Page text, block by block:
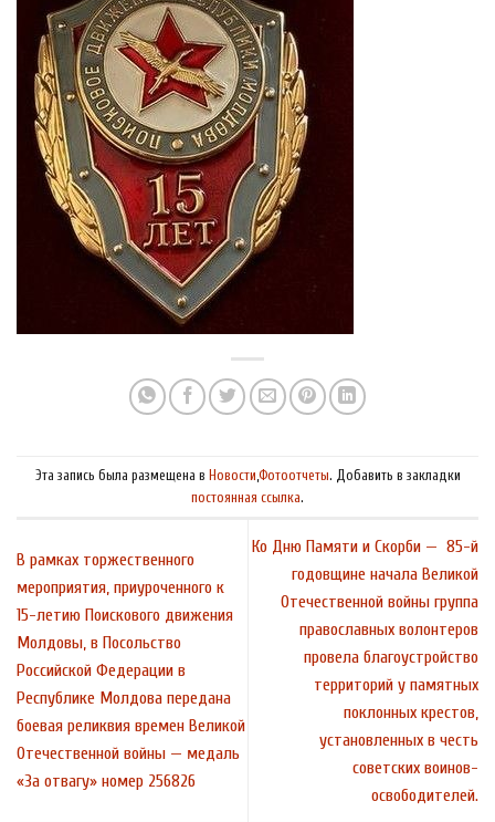
Эта запись была размещена в Новости Фотоотчеты. Добавить в закладки
постоянная ссылка.
В рамках торжественного
мероприятия, приуроченного к
15-летию Поискового движения
Молдовы, в Посольство
Российской Федерации в
Республике Молдова передана
боевая реликвия времен Великой
Отечественной войны — медаль
«За отвагу» номер 256826
Ко Дню Памяти и Скорби — 85-й
годовщине начала Великой
Отечественной войны группа
православных волонтеров
провела благоустройство
территорий у памятных
поклонных крестов,
установленных в честь
советских воинов-
освободителей.